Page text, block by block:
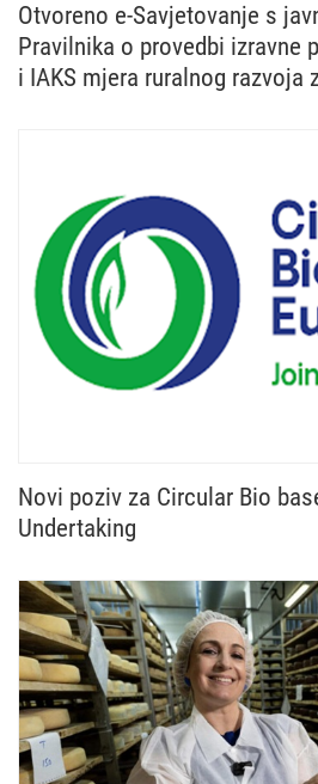
Otvoreno e-Savjetovanje s
Pravilnika o provedbi izravne
i IAKS mjera ruralnog razvoja
Novi poziv za Circular Bio
Undertaking